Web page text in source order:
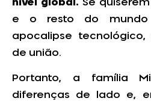
nível global. Se
e o resto do mundo
apocalipse
de união.
Portanto, a família
diferenças de lado e,